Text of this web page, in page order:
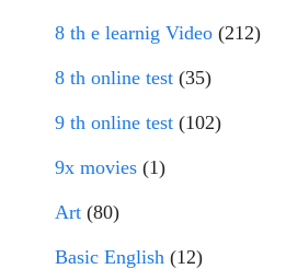
8 th e learnig Video (212)
8 th online test (35)
9 th online test (102)
9x movies (1)
Art (80)
Basic English (12)